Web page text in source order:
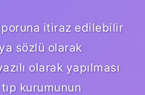
itiraz edilebilir
sözlü olarak
olarak yapılması
kurumunun